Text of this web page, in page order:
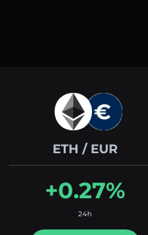
ETH / EUR
+0.27%
24h